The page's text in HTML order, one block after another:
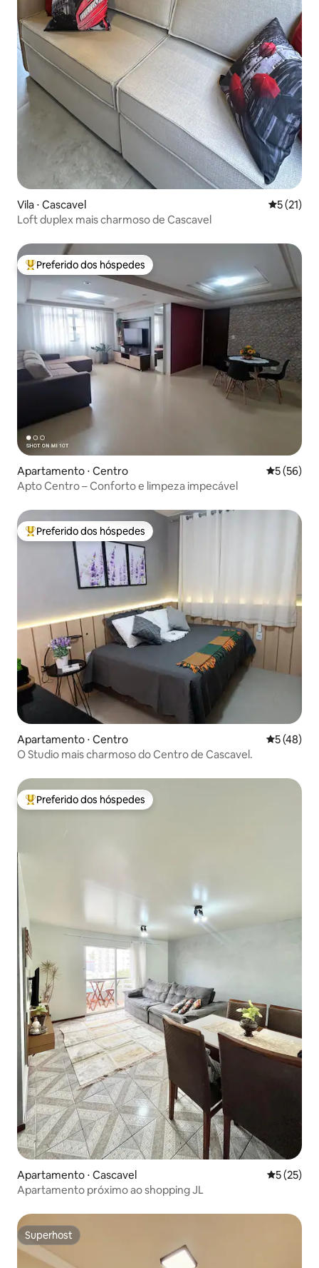
Vila ⋅ Cascavel 5 de uma
5 (21)
Loft duplex mais charmoso de Cascavel
Entre os melhores preferidos dos hóspedes
Preferido dos hóspedes
Apartamento ⋅ Centro 5 de uma
5 (56)
Apto Centro – Conforto e limpeza impecável
Entre os melhores preferidos dos hóspedes
Preferido dos hóspedes
Apartamento ⋅ Centro 5 de uma
5 (48)
O Studio mais charmoso do Centro de Cascavel.
Entre os melhores preferidos dos hóspedes
Preferido dos hóspedes
Apartamento ⋅ Cascavel 5 de uma
5 (25)
Apartamento próximo ao shopping JL
Superhost
Superhost